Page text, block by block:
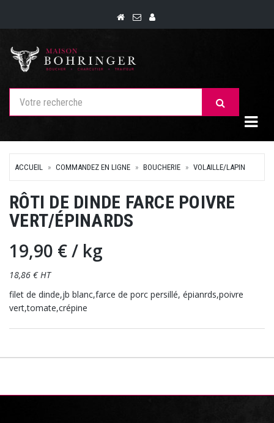
ACCUEIL COMMANDEZ EN LIGNE BOUCHERIE VOLAILLE/LAPIN
RÔTI DE DINDE FARCE POIVRE
VERT/ÉPINARDS
19,90 €/ kg
18,86 € HT
filet de dinde,jb blanc,farce de porc persillé, épianrds,poivre
vert,tomate,crépine